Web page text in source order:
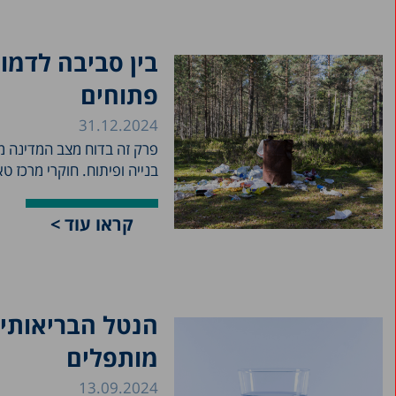
בין סביבה
פתוחים
31.12.2024
פרק זה בדוח מצב המדינה
בנייה ופיתוח. חוקרי מרכז
קראו עוד >
הנטל
מותפלים
13.09.2024